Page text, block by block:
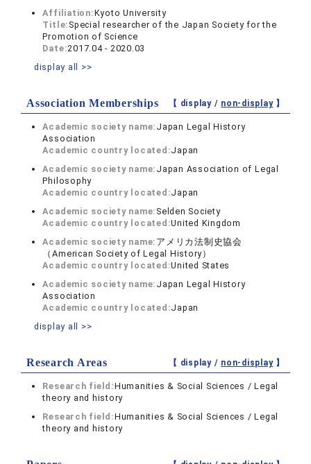
Affiliation:Kyoto University
Title: Special researcher of the Japan Society for the
Promotion of Science
Date:2017.04 - 2020.03
display all >>
Association Memberships 【 display / non-display】
Academic society name: Japan Legal History
Association
Academic country located:Japan
Academic society name: Japan Association of Legal
Philosophy
Academic country located:Japan
Academic society name: Selden Society
Academic country located:United Kingdom
Academic society name: アメリカ法制史協会
（American Society of Legal History）
Academic country located:United States
Academic society name: Japan Legal History
Association
Academic country located:Japan
display all >>
Research Areas 【 display / non-display】
Research field:Humanities & Social Sciences / Legal
theory and history
Research field:Humanities & Social Sciences / Legal
theory and history